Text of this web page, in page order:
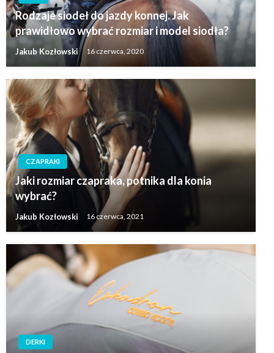
Rodzaje siodeł do jazdy konnej. Jak
prawidłowo wybrać rozmiar i model siodła?
Jakub Kozłowski 16 czerwca, 2020
CZAPRAKI
Jaki rozmiar czapraka, potnika dla konia
wybrać?
Jakub Kozłowski 16 czerwca, 2021
DERKI